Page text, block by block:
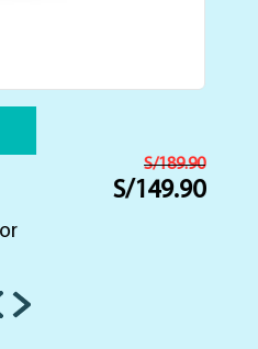
S/189.90
original
S/149.90
actual